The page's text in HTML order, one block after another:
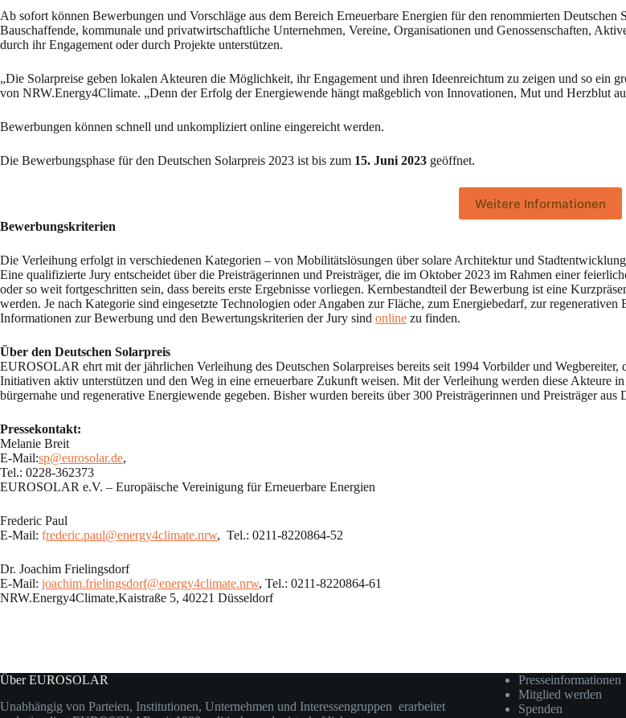
Ab sofort können Bewerbungen und Vorschläge aus dem Bereich Erneuerbare Energien für den renommierten
Bauschaffende, kommunale und privatwirtschaftliche Unternehmen, Vereine, Organisationen und Genossenschaften,
durch ihr Engagement oder durch Projekte unterstützen.
„Die Solarpreise geben lokalen Akteuren die Möglichkeit, ihr Engagement und ihren Ideenreichtum zu zeigen und so ein
von NRW.Energy4Climate. „Denn der Erfolg der Energiewende hängt maßgeblich von Innovationen, Mut und Herzblut
Bewerbungen können schnell und unkompliziert online eingereicht werden.
Die Bewerbungsphase für den Deutschen Solarpreis 2023 ist bis zum 15. Juni 2023 geöffnet.
Weitere Informationen
Bewerbungskriterien
Die Verleihung erfolgt in verschiedenen Kategorien – von Mobilitätslösungen über solare Architektur und
Eine qualifizierte Jury entscheidet über die Preisträgerinnen und Preisträger, die im Oktober 2023 im Rahmen einer
oder so weit fortgeschritten sein, dass bereits erste Ergebnisse vorliegen. Kernbestandteil der Bewerbung ist eine
werden. Je nach Kategorie sind eingesetzte Technologien oder Angaben zur Fläche, zum Energiebedarf, zur
Informationen zur Bewerbung und den Bewertungskriterien der Jury sind online zu finden.
Über den Deutschen Solarpreis
EUROSOLAR ehrt mit der jährlichen Verleihung des Deutschen Solarpreises bereits seit 1994 Vorbilder und
Initiativen aktiv unterstützen und den Weg in eine erneuerbare Zukunft weisen. Mit der Verleihung werden diese
bürgernahe und regenerative Energiewende gegeben. Bisher wurden bereits über 300 Preisträgerinnen und Preisträger aus
Pressekontakt:
Melanie Breit
E-Mail:sp@eurosolar.de,
Tel.: 0228-362373
EUROSOLAR e.V. – Europäische Vereinigung für Erneuerbare Energien
Frederic Paul
E-Mail: frederic.paul@energy4climate.nrw, Tel.: 0211-8220864-52
Dr. Joachim Frielingsdorf
E-Mail: joachim.frielingsdorf@energy4climate.nrw, Tel.: 0211-8220864-61
NRW.Energy4Climate,Kaistraße 5, 40221 Düsseldorf
Über EUROSOLAR
Unabhängig von Parteien, Institutionen, Unternehmen und Interessengruppen erarbeitet
Presseinformationen
Mitglied werden
Spenden